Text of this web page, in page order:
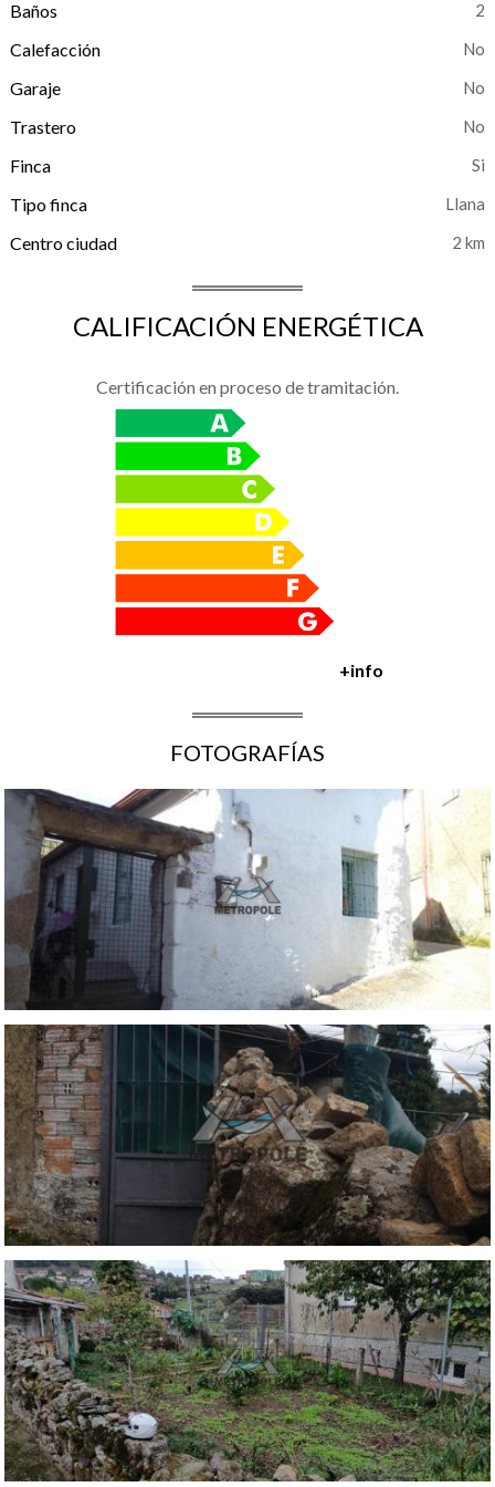
Baños 2
Calefacción
Garaje
Trastero
Finca
Tipo finca
Llana
Centro ciudad 2 km
CALIFICACIÓN ENERGÉTICA
Certificación en proceso de tramitación.
+info
FOTOGRAFÍAS